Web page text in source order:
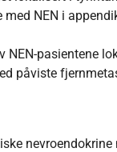
NEN i
pasientene
påviste